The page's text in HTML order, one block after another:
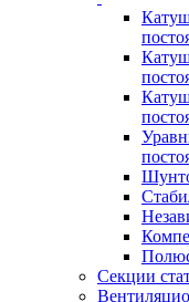
Полюс
Секции